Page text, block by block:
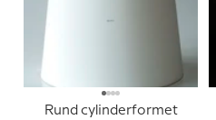
Rund cylinderformet